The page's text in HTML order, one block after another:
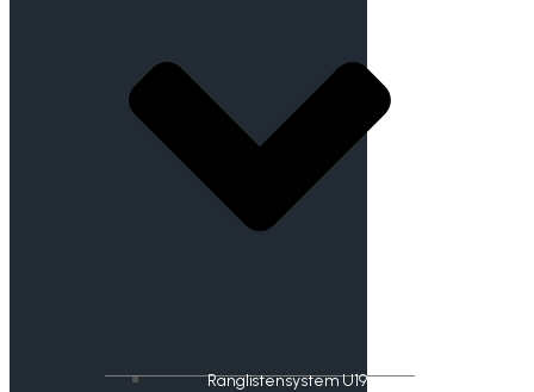
Ranglistensystem U19